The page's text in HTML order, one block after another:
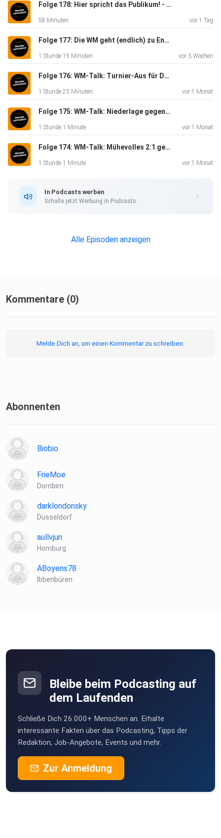
Folge 178: Hier spricht das Publikum! - Massengeschnack
58 Minuten vor 1 Tag
Folge 177: Die WM geht (endlich) zu Ende - Massengeschnack
1 Stunde 15 Minuten vor 3 Wochen
Folge 176: WM-Talk: Turnier-Aus für Deutschland - Massengeschnack
1 Stunde 25 Minuten vor 1 Monat
Folge 175: WM-Talk: Niederlage gegen Ecuador - Massengeschnack
1 Stunde 1 Minute vor 1 Monat
Folge 174: WM-Talk: Mühevolles 2:1 gegen die Elfenbeinküste - Massengeschnack
1 Stunde 1 Minute vor 1 Monat
In Podcasts werben
Schalte jetzt Werbung in Podcasts.
Alle Episoden anzeigen
Kommentare (0)
Melde Dich an, um einen Kommentar zu schreiben.
Abonnenten
Biobio
FrieMoe
Dornbirn
darklondonsky
Düsseldorf
aullvjun
Homburg
ABoyens78
Ibbenbüren
Bleibe beim Podcasting auf
dem Laufenden
Schließe Dich 26.000+ Menschen an. Erhalte
interessante Fakten über das Podcasting, Tipps der
Redaktion, Job-Angebote, Events und mehr.
Zur Anmeldung